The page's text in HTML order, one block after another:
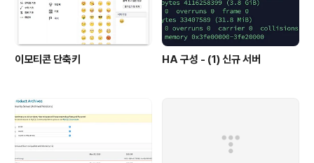
이모티콘 단축키 HA 구성 - (1) 신규 서버